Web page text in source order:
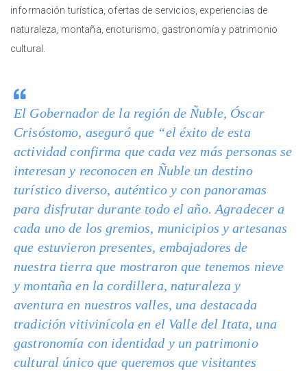
información turística, ofertas de servicios, experiencias de
naturaleza, montaña, enoturismo, gastronomía y patrimonio
cultural.
El Gobernador de la región de Ñuble, Óscar
Crisóstomo, aseguró que “el éxito de esta
actividad confirma que cada vez más personas se
interesan y reconocen en Ñuble un destino
turístico diverso, auténtico y con panoramas
para disfrutar durante todo el año. Agradecer a
cada uno de los gremios, municipios y artesanas
que estuvieron presentes, embajadores de
nuestra tierra que mostraron que tenemos nieve
y montaña en la cordillera, naturaleza y
aventura en nuestros valles, una destacada
tradición vitivinícola en el Valle del Itata, una
gastronomía con identidad y un patrimonio
cultural único que queremos que visitantes